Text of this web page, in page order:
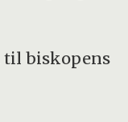
biskopens